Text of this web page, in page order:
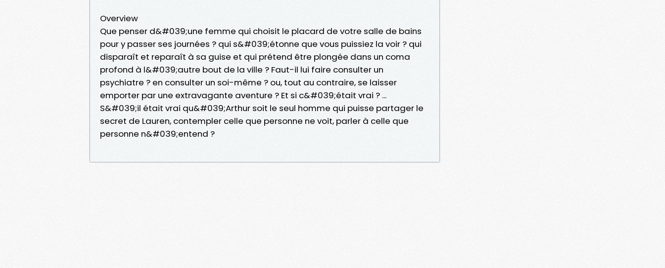
Overview
Que penser d&#039;une femme qui choisit le placard de votre salle de bains
pour y passer ses journées ? qui s&#039;étonne que vous puissiez la voir ? qui
disparaît et reparaît à sa guise et qui prétend être plongée dans un coma
profond à l&#039;autre bout de la ville ? Faut-il lui faire consulter un
psychiatre ? en consulter un soi-même ? ou, tout au contraire, se laisser
emporter par une extravagante aventure ? Et si c&#039;était vrai ? ...
S&#039;il était vrai qu&#039;Arthur soit le seul homme qui puisse partager le
secret de Lauren, contempler celle que personne ne voit, parler à celle que
personne n&#039;entend ?